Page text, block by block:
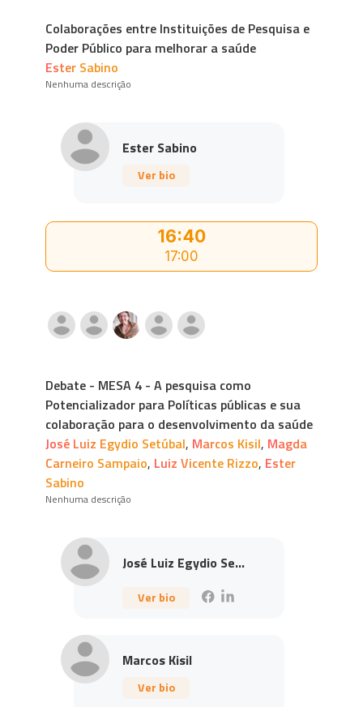
16:40
17:00
Colaborações entre Instituições de Pesquisa e
Poder Público para melhorar a saúde
Ester Sabino
Nenhuma descrição
Ester Sabino
Ver bio
Debate - MESA 4 - A pesquisa como
Potencializador para Políticas públicas e sua
colaboração para o desenvolvimento da saúde
José Luiz Egydio Setúbal, Marcos Kisil, Magda
Carneiro Sampaio, Luiz Vicente Rizzo, Ester
Sabino
Nenhuma descrição
José Luiz Egydio Se...
Ver bio
Marcos Kisil
Ver bio